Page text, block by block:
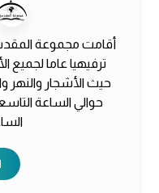
ترفيهيا عاما لجميع
حيث الأشجار والنهر
حوالي الساعة